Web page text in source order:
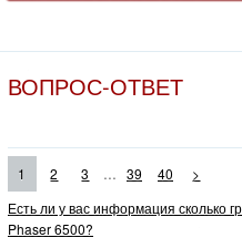
ВОПРОС-ОТВЕТ
1 2 3 ... 39 40
>
Есть ли у вас информация сколько
Phaser 6500?